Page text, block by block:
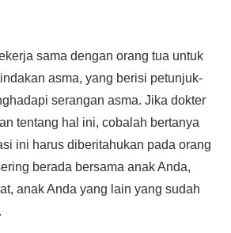
sama dengan orang tua untuk
asma, yang berisi petunjuk-
serangan asma. Jika dokter
tentang hal ini, cobalah bertanya
ini harus diberitahukan pada orang
berada bersama anak Anda,
anak Anda yang lain yang sudah